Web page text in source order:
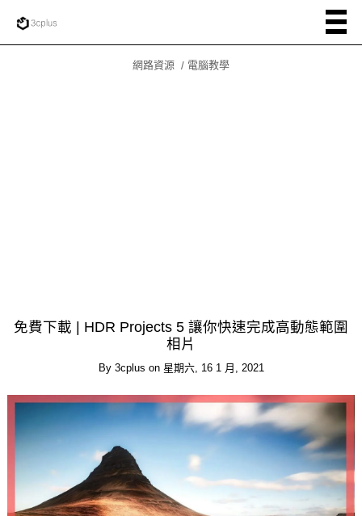
網路資源 電腦教學
免費下載 | HDR Projects 5 讓你快速完成高動態範圍
相片
By 3cplus on 星期六, 16 1 月, 2021